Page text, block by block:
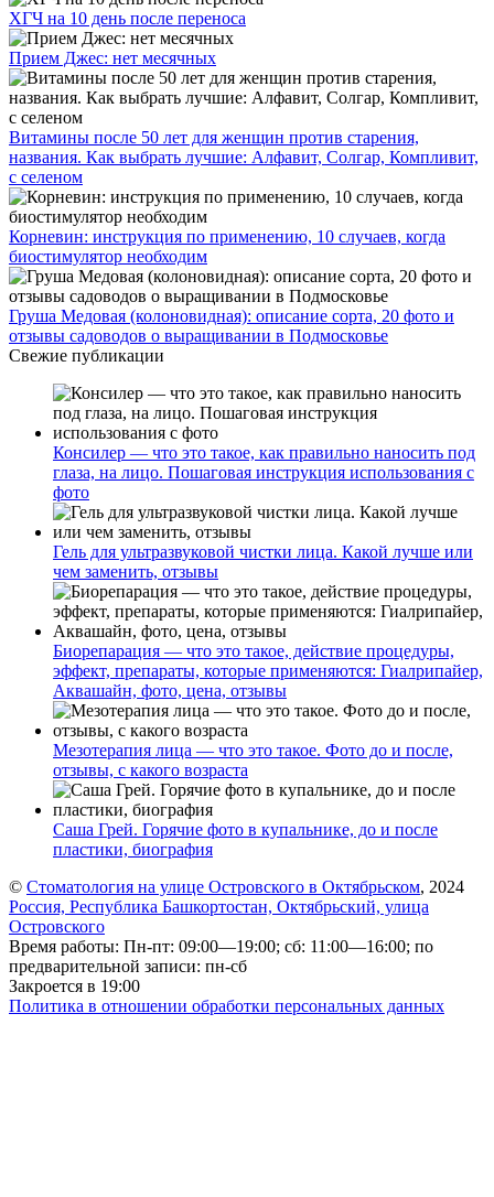
ХГЧ на 10 день после переноса
Прием Джес: нет месячных
Витамины после 50 лет для женщин против старения,
названия. Как выбрать лучшие: Алфавит, Солгар, Компливит,
с селеном
Корневин: инструкция по применению, 10 случаев, когда
биостимулятор необходим
Груша Медовая (колоновидная): описание сорта, 20 фото и
отзывы садоводов о выращивании в Подмосковье
Свежие публикации
Консилер — что это такое, как правильно наносить под
глаза, на лицо. Пошаговая инструкция использования с
фото
Гель для ультразвуковой чистки лица. Какой лучше или
чем заменить, отзывы
Биорепарация — что это такое, действие процедуры,
эффект, препараты, которые применяются: Гиалрипайер,
Аквашайн, фото, цена, отзывы
Мезотерапия лица — что это такое. Фото до и после,
отзывы, с какого возраста
Саша Грей. Горячие фото в купальнике, до и после
пластики, биография
© Стоматология на улице Островского в Октябрьском, 2024
Россия, Республика Башкортостан, Октябрьский, улица
Островского
Время работы: Пн-пт: 09:00—19:00; сб: 11:00—16:00; по
предварительной записи: пн-сб
Закроется в 19:00
Политика в отношении обработки персональных данных